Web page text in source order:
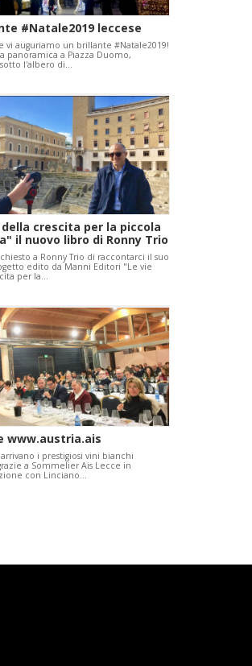
#Natale2019 leccese
vi auguriamo un brillante #Natale2019!
panoramica a Piazza Duomo,
sotto l'albero di…
crescita per la piccola
il nuovo libro di Ronny Trio
a Ronny Trio di raccontarci il suo
edito da Manni Editori "Le vie
per la…
www.austria.ais
i prestigiosi vini bianchi
a Sommelier Ais Lecce in
con Linciano…